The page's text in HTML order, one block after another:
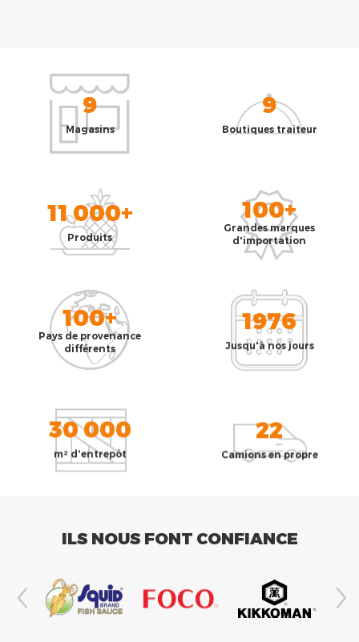
9
Magasins
9
Boutiques traiteur
11 000+
Produits
100+
Grandes marques
d'importation
100+
Pays de provenance
différents
1976
Jusqu'à nos jours
30 000
m² d'entrepôt
22
Camions en propre
ILS NOUS FONT CONFIANCE